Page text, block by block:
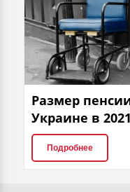
Размер
Украине в
Подробнее